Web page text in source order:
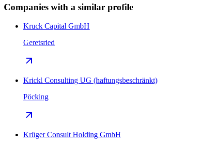
Companies with a similar profile
Kruck Capital GmbH
Geretsried
Krickl Consulting UG (haftungsbeschränkt)
Pöcking
Krüger Consult Holding GmbH